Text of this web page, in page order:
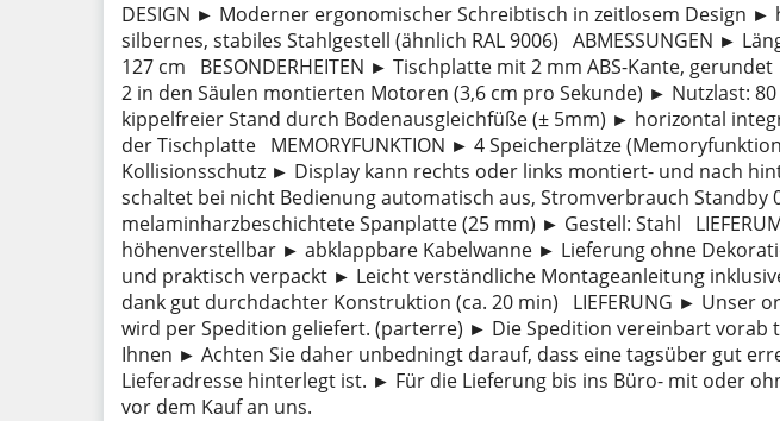
DESIGN ► Moderner ergonomischer Schreibtisch in zeitlosem Design
silbernes, stabiles Stahlgestell (ähnlich RAL 9006) ABMESSUNGEN ►
127 cm BESONDERHEITEN ► Tischplatte mit 2 mm ABS-Kante,
2 in den Säulen montierten Motoren (3,6 cm pro Sekunde) ► Nutzlast:
kippelfreier Stand durch Bodenausgleichfüße (± 5mm) ► horizontal
der Tischplatte MEMORYFUNKTION ► 4 Speicherplätze
Kollisionsschutz ► Display kann rechts oder links montiert- und nach
schaltet bei nicht Bedienung automatisch aus, Stromverbrauch Standby
melaminharzbeschichtete Spanplatte (25 mm) ► Gestell: Stahl
höhenverstellbar ► abklappbare Kabelwanne ► Lieferung ohne
und praktisch verpackt ► Leicht verständliche Montageanleitung
dank gut durchdachter Konstruktion (ca. 20 min) LIEFERUNG ► Unser
wird per Spedition geliefert. (parterre) ► Die Spedition vereinbart vorab
Ihnen ► Achten Sie daher unbedningt darauf, dass eine tagsüber gut
Lieferadresse hinterlegt ist. ► Für die Lieferung bis ins Büro- mit oder
vor dem Kauf an uns.